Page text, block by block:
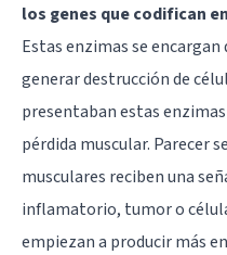
los genes que codifican
Estas enzimas se
generar destrucción de
presentaban estas
pérdida muscular. Parecer
musculares reciben una
inflamatorio, tumor o
empiezan a producir más